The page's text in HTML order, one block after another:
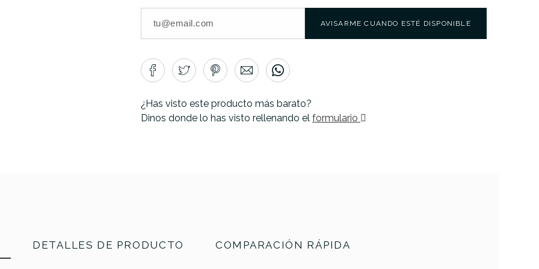
AVISARME CUANDO ESTÉ DISPONIBLE
¿Has visto este producto más barato?
Dinos donde lo has visto rellenando el formulario
DETALLES DE PRODUCTO COMPARACIÓN RÁPIDA